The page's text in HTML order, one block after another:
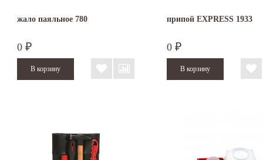
жало паяльное 780
0 ₽
припой EXPRESS 1933
0 ₽